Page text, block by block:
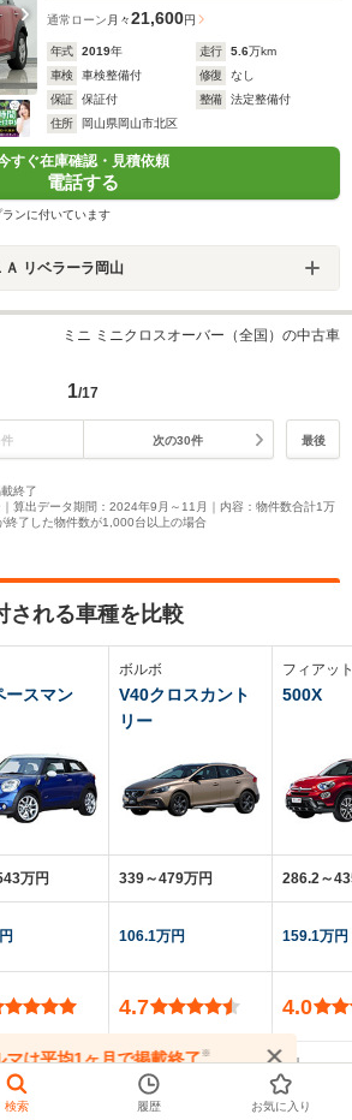
通常ローン 月々21,600円
年式 2019年 走行 5.6万km
車検
車検整備付 修復
なし
保証
保証付 整備
法定整備付
住所
岡山県岡山市北区
すぐ在庫確認・見積依頼
電話する
ンに付いています
Ａ リベラーラ岡山
ミニ ミニクロスオーバー（全国）の中古車
1/17
次の30件 最後
終了
算出データ期間：2024年9月～11月｜内容：物件数合計1万
終了した物件数が1,000台以上の場合
される車種を比較
ースマン
万円
ボルボ
V40クロスカント
リー
339～479万円
106.1万円
4.7
5人
5ドア
フィアッ
500X
286.2～
159.1万円
4.0
5人
5ドア
▼ 全てを表示する
マは平均1ヶ月で掲載終了※
る前にお問い合わせください
検索 履歴 お気に入り